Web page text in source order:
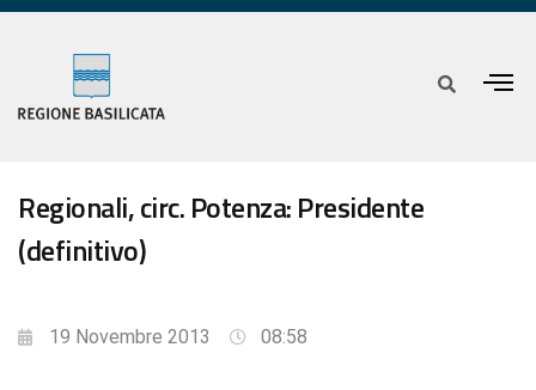
Regionali, circ. Potenza: Presidente
(definitivo)
19 Novembre 2013 08:58